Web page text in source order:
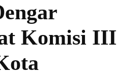
Komisi III